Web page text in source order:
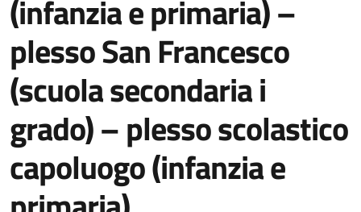
(infanzia e primaria) –
plesso San Francesco
(scuola secondaria i
grado) – plesso scolastico
capoluogo (infanzia e